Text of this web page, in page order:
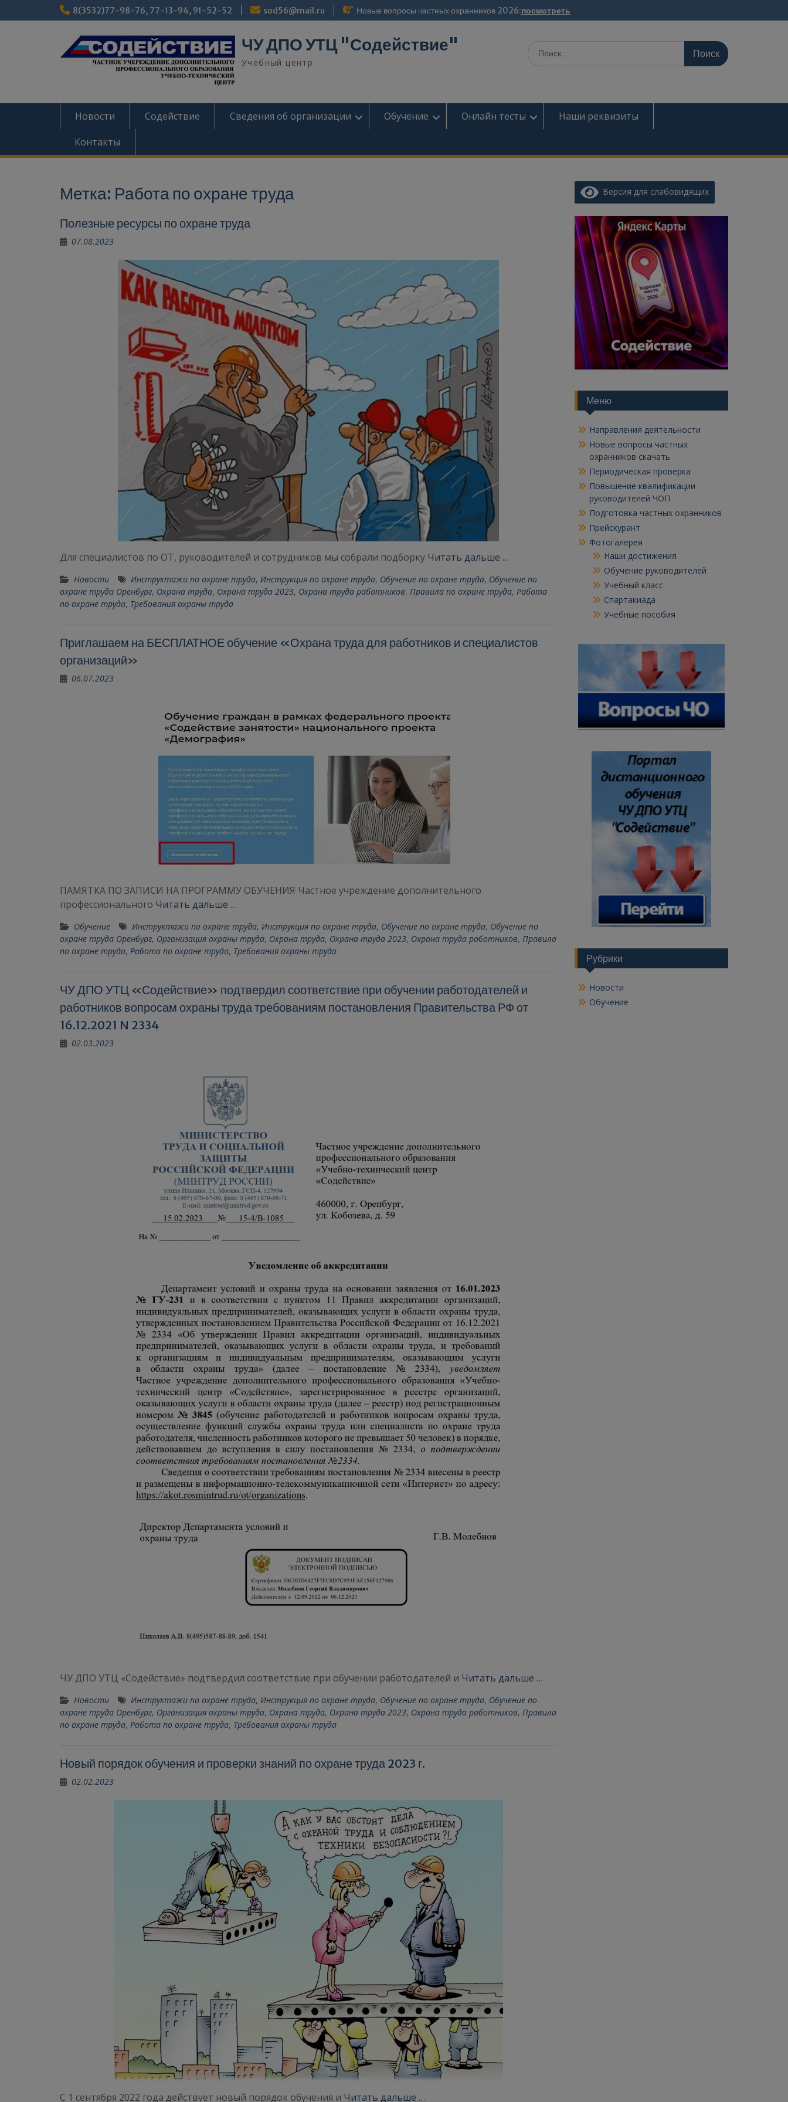
к
8(3532)77-98-76, 77-13-94, 91-52-52 sod56@mail.ru Новые вопросы частных охранников 2026:посмотреть
ЧУ ДПО УТЦ "Содействие"
Учебный центр
Поиск
по:
Новости Содействие Сведения об организации Обучение Онлайн тесты
Наши реквизиты
Контакты
Метка: Работа по охране труда
Полезные ресурсы по охране труда
07.08.2023
Для специалистов по ОТ, руководителей и сотрудников мы собрали подборку Читать дальше …
Новости Инструктажи по охране труда, Инструкция по охране труда, Обучение по охране труда, Обучение по
охране труда Оренбург, Охрана труда, Охрана труда 2023, Охрана труда работников, Правила по охране труда, Работа
по охране труда, Требования охраны труда
Приглашаем на БЕСПЛАТНОЕ обучение «Охрана труда для работников и специалистов
организаций»
06.07.2023
ПАМЯТКА ПО ЗАПИСИ НА ПРОГРАММУ ОБУЧЕНИЯ Частное учреждение дополнительного
профессионального Читать дальше …
Обучение Инструктажи по охране труда, Инструкция по охране труда, Обучение по охране труда, Обучение по
охране труда Оренбург, Организация охраны труда, Охрана труда, Охрана труда 2023, Охрана труда работников, Правила
по охране труда, Работа по охране труда, Требования охраны труда
ЧУ ДПО УТЦ «Содействие» подтвердил соответствие при обучении работодателей и
работников вопросам охраны труда требованиям постановления Правительства РФ от
16.12.2021 N 2334
02.03.2023
ЧУ ДПО УТЦ «Содействие» подтвердил соответствие при обучении работодателей и Читать дальше …
Новости Инструктажи по охране труда, Инструкция по охране труда, Обучение по охране труда, Обучение по
охране труда Оренбург, Организация охраны труда, Охрана труда, Охрана труда 2023, Охрана труда работников, Правила
по охране труда, Работа по охране труда, Требования охраны труда
Новый порядок обучения и проверки знаний по охране труда 2023 г.
02.02.2023
С 1 сентября 2022 года действует новый порядок обучения и Читать дальше …
Версия для слабовидящих
Меню
Направления деятельности
Новые вопросы частных
охранников скачать
Периодическая проверка
Повышение квалификации
руководителей ЧОП
Подготовка частных охранников
Прейскурант
Фотогалерея
Наши достижения
Обучение руководителей
Учебный класс
Спартакиада
Учебные пособия
Рубрики
Новости
Обучение